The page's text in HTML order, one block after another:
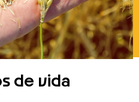
de vida